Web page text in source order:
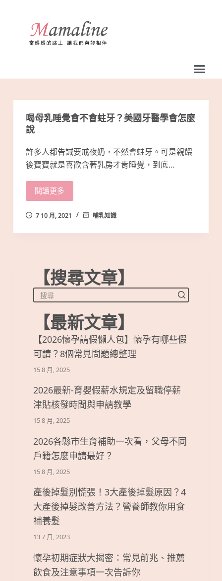
容
喝母乳睡覺會不會蛀牙？美國牙醫學會怎麼
說
許多人都告誡要戒夜奶，不然會蛀牙。可是親餵
後寶寶就是喜歡含著乳房才肯睡覺，到底…
閱讀更多
7 10 月, 2021 哺乳知識
【搜尋文章】
【最新文章】
【2026懷孕請假懶人包】懷孕有哪些假
可請？8個常見問題總整理
15 8 月, 2025
2026最新-育嬰假薪水規定及留職停薪
津貼核發時間與申請教學
15 8 月, 2025
2026各縣市生育補助一次看，父母不同
戶籍怎麼申請最好？
15 8 月, 2025
產後掉髮別慌張！3大產後掉髮原因？4
大產後掉髮改善方法？營養師教你用食
補養髮
13 7 月, 2023
懷孕初期症狀大揭密：常見前兆、推薦
飲食及注意事項一次告訴你